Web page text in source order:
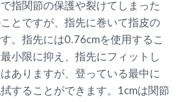
指関節の保護や裂けてしまった
とですが、指先に巻いて指皮の
。指先には0.76cmを使用するこ
小限に抑え、指先にフィットし
ありますが、登っている最中に
することができます。1cmは関節